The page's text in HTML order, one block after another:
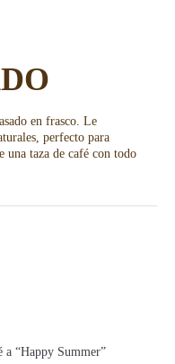
en frasco. Le
perfecto para
una taza de café con todo
a “Happy Summer”